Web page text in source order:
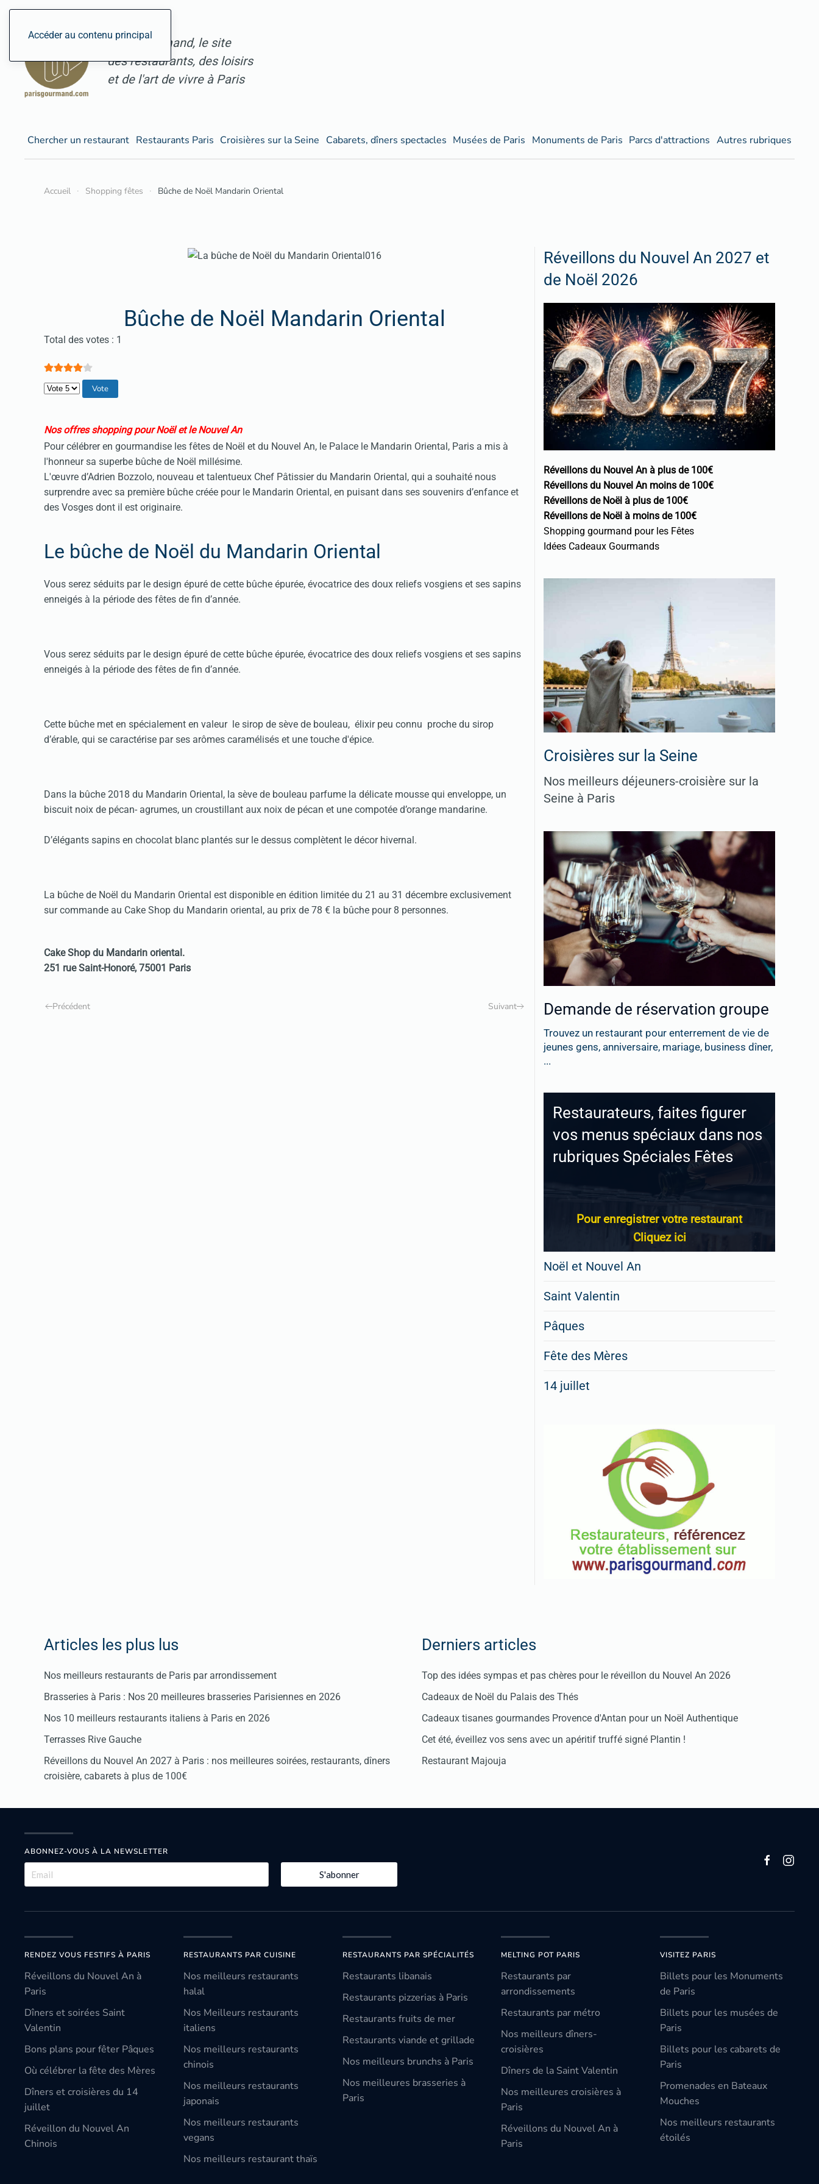
Accéder au contenu principal
ParisGourmand, le site
des restaurants, des loisirs
et de l'art de vivre à Paris
Chercher un restaurant Restaurants Paris Croisières sur la Seine Cabarets, dîners spectacles Musées de Paris Monuments de Paris Parcs d'attractions Autres rubriques
Accueil Shopping fêtes Bûche de Noël Mandarin Oriental
Bûche de Noël Mandarin Oriental
Vote utilisateur:4/
Total des votes : 1
Veuillez voter
Nos offres shopping pour Noël et le Nouvel An
Pour célébrer en gourmandise les fêtes de Noël et du Nouvel An, le Palace le Mandarin Oriental, Paris a mis à
l'honneur sa superbe bûche de Noël millésime.
L'œuvre d’Adrien Bozzolo, nouveau et talentueux Chef Pâtissier du Mandarin Oriental, qui a souhaité nous
surprendre avec sa première bûche créée pour le Mandarin Oriental, en puisant dans ses souvenirs d’enfance et
des Vosges dont il est originaire.
Le bûche de Noël du Mandarin Oriental
Vous serez séduits par le design épuré de cette bûche épurée, évocatrice des doux reliefs vosgiens et ses sapins
enneigés à la période des fêtes de fin d’année.
Vous serez séduits par le design épuré de cette bûche épurée, évocatrice des doux reliefs vosgiens et ses sapins
enneigés à la période des fêtes de fin d’année.
Cette bûche met en spécialement en valeur le sirop de sève de bouleau, élixir peu connu proche du sirop
d’érable, qui se caractérise par ses arômes caramélisés et une touche d'épice.
Dans la bûche 2018 du Mandarin Oriental, la sève de bouleau parfume la délicate mousse qui enveloppe, un
biscuit noix de pécan- agrumes, un croustillant aux noix de pécan et une compotée d’orange mandarine.
D’élégants sapins en chocolat blanc plantés sur le dessus complètent le décor hivernal.
La bûche de Noël du Mandarin Oriental est disponible en édition limitée du 21 au 31 décembre exclusivement
sur commande au Cake Shop du Mandarin oriental, au prix de 78 € la bûche pour 8 personnes.
Cake Shop du Mandarin oriental.
251 rue Saint-Honoré, 75001 Paris
Précédent Suivant
Réveillons du Nouvel An 2027 et
de Noël 2026
Réveillons du Nouvel An à plus de 100€
Réveillons du Nouvel An moins de 100€
Réveillons de Noël à plus de 100€
Réveillons de Noël à moins de 100€
Shopping gourmand pour les Fêtes
Idées Cadeaux Gourmands
Croisières sur la Seine
Nos meilleurs déjeuners-croisière sur la
Seine à Paris
Demande de réservation groupe
Trouvez un restaurant pour enterrement de vie de
jeunes gens, anniversaire, mariage, business dîner,
...
Restaurateurs, faites figurer
vos menus spéciaux dans nos
rubriques Spéciales Fêtes
Pour enregistrer votre restaurant
Cliquez ici
Noël et Nouvel An
Saint Valentin
Pâques
Fête des Mères
14 juillet
Articles les plus lus
Nos meilleurs restaurants de Paris par arrondissement
Brasseries à Paris : Nos 20 meilleures brasseries Parisiennes en 2026
Nos 10 meilleurs restaurants italiens à Paris en 2026
Terrasses Rive Gauche
Réveillons du Nouvel An 2027 à Paris : nos meilleures soirées, restaurants, dîners
croisière, cabarets à plus de 100€
Derniers articles
Top des idées sympas et pas chères pour le réveillon du Nouvel An 2026
Cadeaux de Noël du Palais des Thés
Cadeaux tisanes gourmandes Provence d'Antan pour un Noël Authentique
Cet été, éveillez vos sens avec un apéritif truffé signé Plantin !
Restaurant Majouja
ABONNEZ-VOUS À LA NEWSLETTER
S'abonner
RENDEZ VOUS FESTIFS À PARIS
Réveillons du Nouvel An à
Paris
Dîners et soirées Saint
Valentin
Bons plans pour fêter Pâques
Où célébrer la fête des Mères
Dîners et croisières du 14
juillet
Réveillon du Nouvel An
Chinois
RESTAURANTS PAR CUISINE
Nos meilleurs restaurants
halal
Nos Meilleurs restaurants
italiens
Nos meilleurs restaurants
chinois
Nos meilleurs restaurants
japonais
Nos meilleurs restaurants
vegans
Nos meilleurs restaurant thaïs
RESTAURANTS PAR SPÉCIALITÉS
Restaurants libanais
Restaurants pizzerias à Paris
Restaurants fruits de mer
Restaurants viande et grillade
Nos meilleurs brunchs à Paris
Nos meilleures brasseries à
Paris
MELTING POT PARIS
Restaurants par
arrondissements
Restaurants par métro
Nos meilleurs dîners-
croisières
Dîners de la Saint Valentin
Nos meilleures croisières à
Paris
Réveillons du Nouvel An à
Paris
VISITEZ PARIS
Billets pour les Monuments
de Paris
Billets pour les musées de
Paris
Billets pour les cabarets de
Paris
Promenades en Bateaux
Mouches
Nos meilleurs restaurants
étoilés